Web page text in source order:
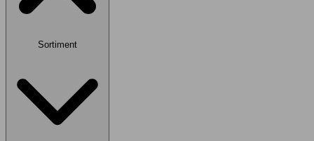
Sortiment